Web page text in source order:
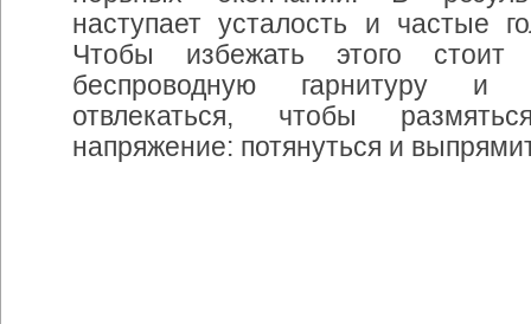
наступает усталость и частые
Чтобы
избежать этого
стоит
беспроводную
гарнитуру
и
отвлекаться, чтобы
напряжение: потянуться и